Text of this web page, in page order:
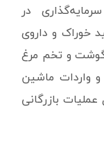
در
خوراک و داروی
گوشت و تخم مرغ
واردات ماشین
بازرگانی